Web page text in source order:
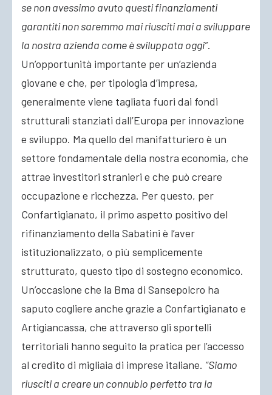
se non avessimo avuto questi finanziamenti
garantiti non saremmo mai riusciti mai a sviluppare
la nostra azienda come è sviluppata oggi”.
Un’opportunità importante per un’azienda
giovane e che, per tipologia d’impresa,
generalmente viene tagliata fuori dai fondi
strutturali stanziati dall’Europa per innovazione
e sviluppo. Ma quello del manifatturiero è un
settore fondamentale della nostra economia, che
attrae investitori stranieri e che può creare
occupazione e ricchezza. Per questo, per
Confartigianato, il primo aspetto positivo del
rifinanziamento della Sabatini è l’aver
istituzionalizzato, o più semplicemente
strutturato, questo tipo di sostegno economico.
Un’occasione che la Bma di Sansepolcro ha
saputo cogliere anche grazie a Confartigianato e
Artigiancassa, che attraverso gli sportelli
territoriali hanno seguito la pratica per l’accesso
al credito di migliaia di imprese italiane. “Siamo
riusciti a creare un connubio perfetto tra la